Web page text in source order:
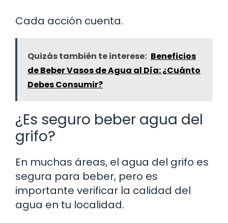
Cada acción cuenta.
Quizás también te interese: Beneficios
de Beber Vasos de Agua al Día: ¿Cuánto
Debes Consumir?
¿Es seguro beber agua del
grifo?
En muchas áreas, el agua del grifo es
segura para beber, pero es
importante verificar la calidad del
agua en tu localidad.